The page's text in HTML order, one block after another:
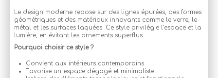
Le design moderne repose sur des lignes épurées, des formes
géométriques et des matériaux innovants comme le verre, le
métal et les surfaces laquées. Ce style privilégie l’espace et la
lumière, en évitant les ornements superflus.
Pourquoi choisir ce style ?
Convient aux intérieurs contemporains.
Favorise un espace dégagé et minimaliste.